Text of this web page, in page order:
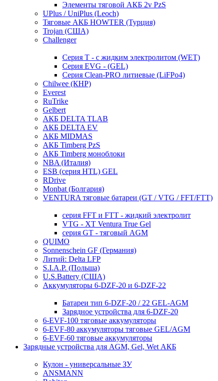
Элементы тяговой АКБ 2v PzS
UPlus / UniPlus (Leoch)
Тяговые АКБ HOWTER (Турция)
Trojan (США)
Challenger
Серия T - с жидким электролитом (WET)
Серия EVG - (GEL)
Серия Clean-PRO литиевые (LiFPo4)
Chilwee (КНР)
Everest
RuTrike
Gelbert
АКБ DELTA TLAB
АКБ DELTA EV
АКБ MIDMAS
АКБ Timberg PzS
АКБ Timberg моноблоки
NBA (Италия)
ESB (серия HTL) GEL
RDrive
Monbat (Болгария)
VENTURA тяговые батареи (GT / VTG / FFT/FTT)
серия FFT и FTT - жидкий электролит
VTG - XT Ventura True Gel
серия GT - тяговый AGM
QUIMO
Sonnenschein GF (Германия)
Литий: Delta LFP
S.I.A.P. (Польша)
U.S.Battery (США)
Аккумуляторы 6-DZF-20 и 6-DZF-22
Батареи тип 6-DZF-20 / 22 GEL-AGM
Зарядное устройства для 6-DZF-20
6-EVF-100 тяговые аккумуляторы
6-EVF-80 аккумуляторы тяговые GEL/AGM
6-EVF-60 тяговые аккумуляторы
Зарядные устройства для AGM, Gel, Wet АКБ
Кулон - универсальные ЗУ
ANSMANN